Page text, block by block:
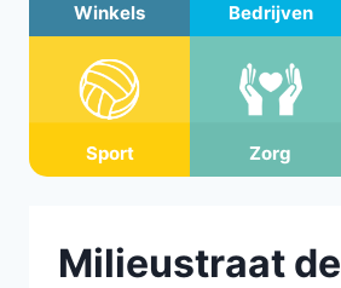
Winkels Bedrijven
Sport Zorg
Milieustraat de